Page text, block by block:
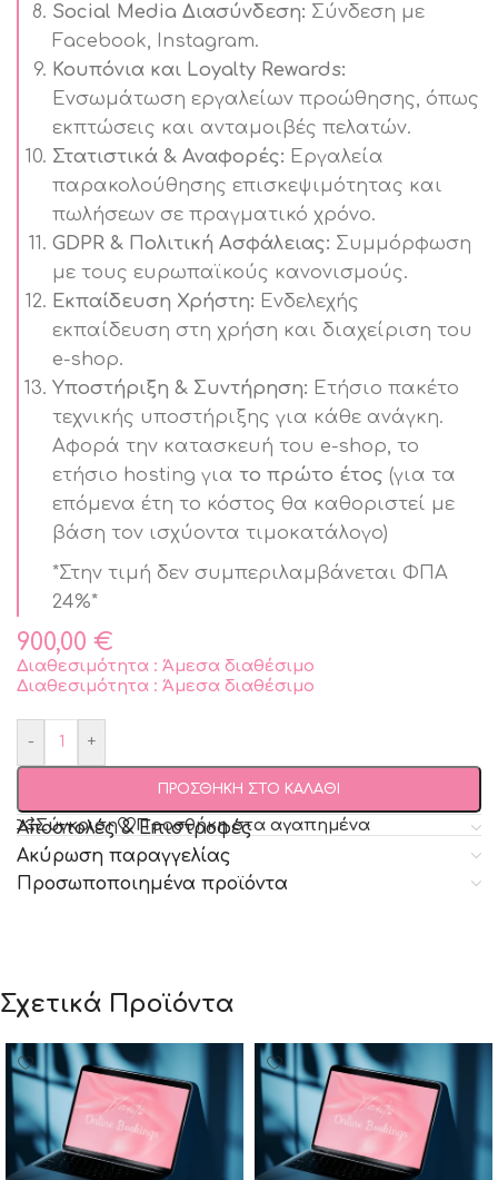
Social Media Διασύνδεση: Σύνδεση με
Facebook, Instagram.
Κουπόνια και Loyalty Rewards:
Ενσωμάτωση εργαλείων προώθησης, όπως
εκπτώσεις και ανταμοιβές πελατών.
Στατιστικά & Αναφορές: Εργαλεία
παρακολούθησης επισκεψιμότητας και
πωλήσεων σε πραγματικό χρόνο.
GDPR & Πολιτική Ασφάλειας: Συμμόρφωση
με τους ευρωπαϊκούς κανονισμούς.
Εκπαίδευση Χρήστη: Ενδελεχής
εκπαίδευση στη χρήση και διαχείριση του
e-shop.
Υποστήριξη & Συντήρηση: Ετήσιο πακέτο
τεχνικής υποστήριξης για κάθε ανάγκη.
Αφορά την κατασκευή του e-shop, το
ετήσιο hosting για το πρώτο έτος (για τα
επόμενα έτη το κόστος θα καθοριστεί με
βάση τον ισχύοντα τιμοκατάλογο)
*Στην τιμή δεν συμπεριλαμβάνεται ΦΠΑ
24%*
900,00 €
Διαθεσιμότητα : Άμεσα διαθέσιμο
Διαθεσιμότητα : Άμεσα διαθέσιμο
- +
ΠΡΟΣΘΗΚΗ ΣΤΟ ΚΑΛΑΘΙ
Σύγκριση Προσθήκη στα αγαπημένα
Αποστολές & Επιστροφές
Ακύρωση παραγγελίας
Προσωποποιημένα προϊόντα
Σχετικά Προϊόντα